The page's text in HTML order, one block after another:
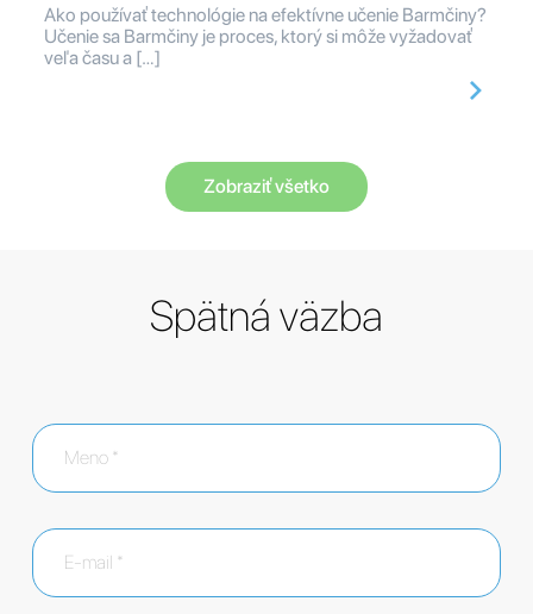
Ako používať technológie na efektívne učenie Barmčiny?
Učenie sa Barmčiny je proces, ktorý si môže vyžadovať
veľa času a […]
Zobraziť všetko
Spätná väzba